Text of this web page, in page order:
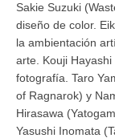
Sakie Suzuki
diseño de color.
la ambientación
arte. Kouji
fotografía. Taro
of Ragnarok) y
Hirasawa
Yasushi Inomata